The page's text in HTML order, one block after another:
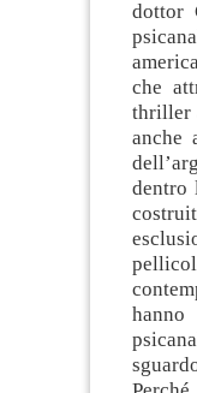
dottor
che
thriller
anche
dentro